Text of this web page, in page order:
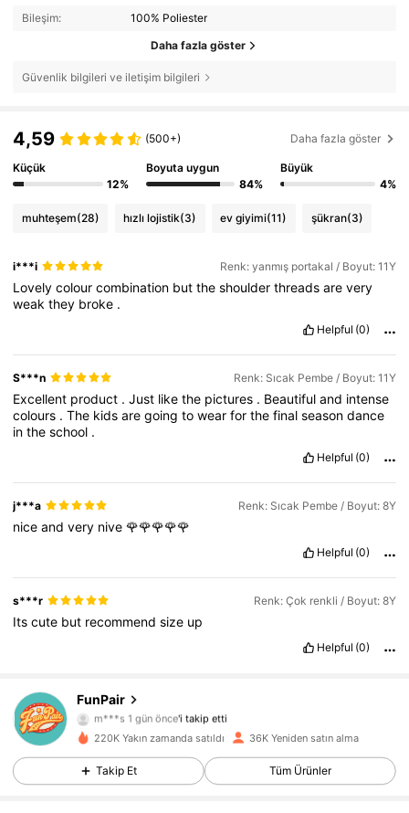
Bileşim: 100% Poliester
Daha fazla göster
Güvenlik bilgileri ve iletişim bilgileri
4,59 (500+) Daha fazla göster
Küçük
12%
Boyuta uygun
84%
Büyük
4%
muhteşem(28) hızlı lojistik(3) ev giyimi(11) şükran(3)
i***i Renk: yanmış portakal / Boyut: 11Y
Lovelycolourcombination buttheshoulderthreadsarevery
weakthey broke .
Helpful (0)
S***n Renk: Sıcak Pembe / Boyut: 11Y
Excellent product .Just likethe pictures . Beautifuland intense
colours .The kidsaregoingtowearforthefinalseasondance
intheschool .
Helpful (0)
j***a Renk: Sıcak Pembe / Boyut: 8Y
niceandvery nive🌹🌹🌹🌹🌹
Helpful (0)
s***r Renk: Çok renkli / Boyut: 8Y
Itscute but recommendsize up
Helpful (0)
FunPair
4,80
31K Takipçiler
m***s 1 gün önce'i takip etti
4,80 31K Takipçiler
220K Yakın zamanda satıldı 36K Yeniden satın alma
Takip Et Tüm Ürünler